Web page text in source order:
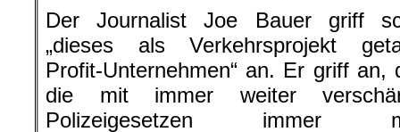
Der Journalist Joe Bauer griff
„dieses als Verkehrsprojekt
Profit-Unternehmen“ an. Er griff an,
die mit immer weiter
Polizeigesetzen immer